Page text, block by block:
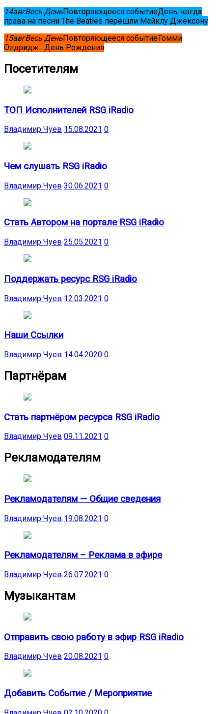
14авгВесь ДеньПовторяющееся событиеДень, когда
права на песни The Beatles перешли Майклу Джексону
15авгВесь ДеньПовторяющееся событиеТомми
Олдридж . День Рождения
Посетителям
ТОП Исполнителей RSG iRadio
Владимир Чуев 15.08.2021 0
Чем слушать RSG iRadio
Владимир Чуев 30.06.2021 0
Стать Автором на портале RSG iRadio
Владимир Чуев 25.05.2021 0
Поддержать ресурс RSG iRadio
Владимир Чуев 12.03.2021 0
Наши Ссылки
Владимир Чуев 14.04.2020 0
Партнёрам
Стать партнёром ресурса RSG iRadio
Владимир Чуев 09.11.2021 0
Рекламодателям
Рекламодателям — Общие сведения
Владимир Чуев 19.08.2021 0
Рекламодателям – Реклама в эфире
Владимир Чуев 26.07.2021 0
Музыкантам
Отправить свою работу в эфир RSG iRadio
Владимир Чуев 20.08.2021 0
Добавить Событие / Мероприятие